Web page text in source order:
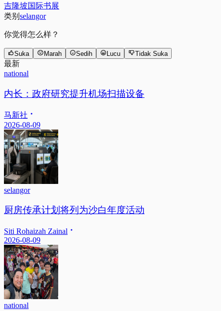
吉隆坡国际书展
类别 selangor
你觉得怎么样？
Suka Marah Sedih Lucu Tidak Suka
最新
national
内长：政府研究提升机场扫描设备
马新社
2026-08-09
selangor
厨房传承计划将列为沙白年度活动
Siti Rohaizah Zainal
2026-08-09
national